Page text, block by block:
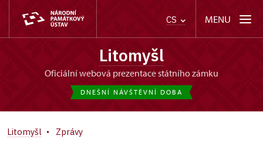
CS MENU
Litomyšl
oficiální webová prezentace státního zámku
DNEŠNÍ NÁVŠTĚVNÍ DOBA
Litomyšl Zprávy